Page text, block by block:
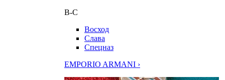
В-С
Восход
Слава
Спецназ
EMPORIO ARMANI ›